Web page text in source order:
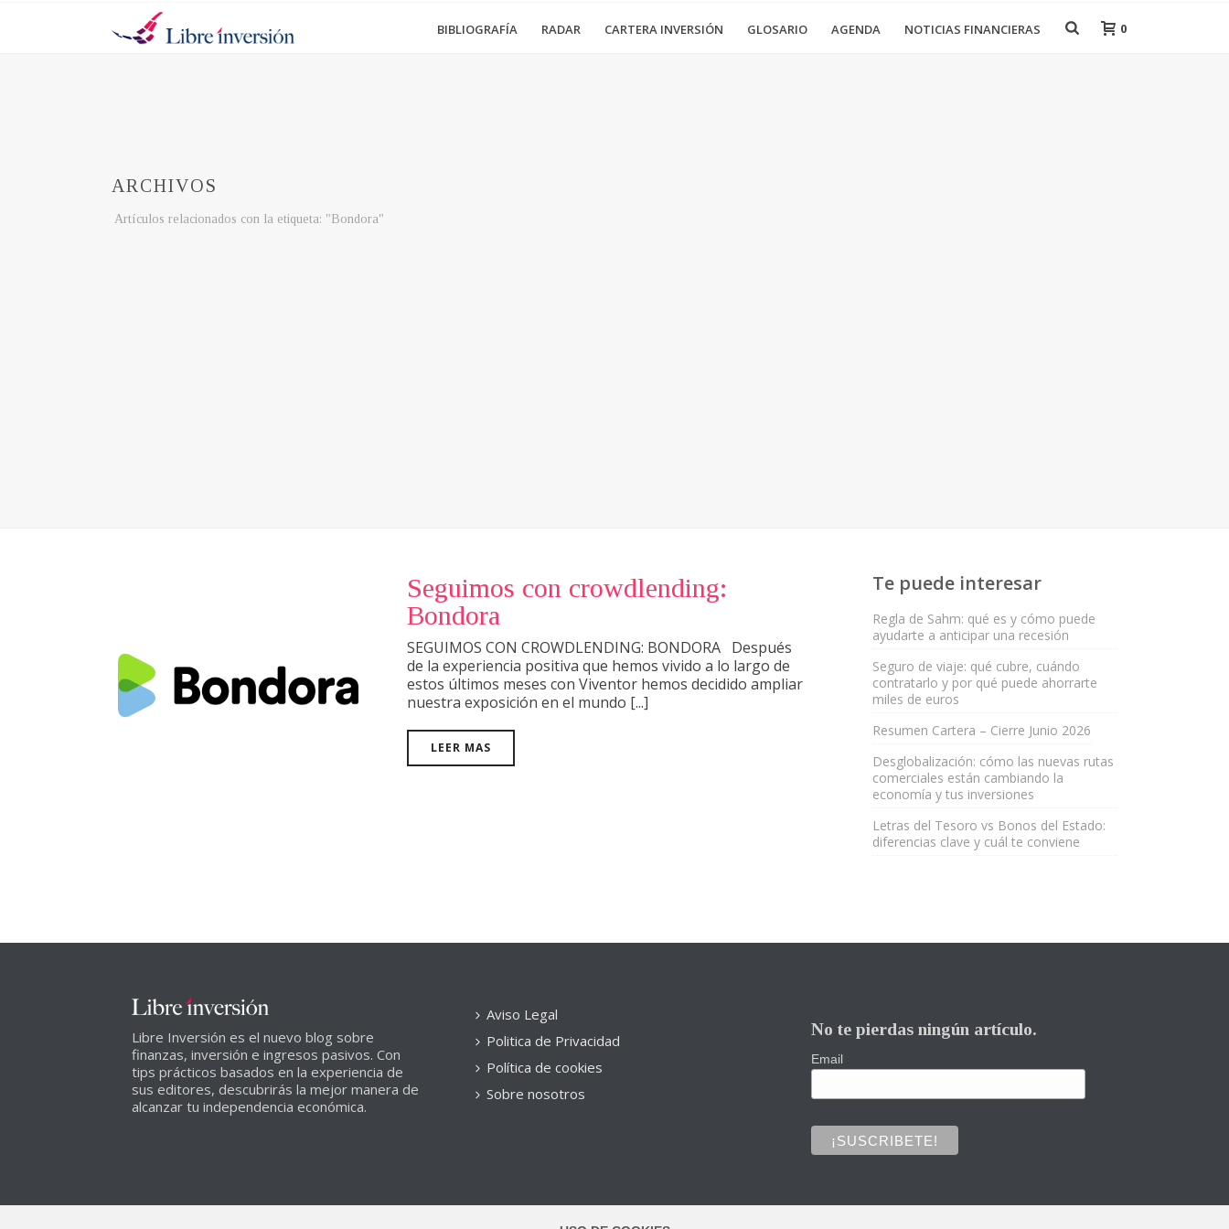
BIBLIOGRAFÍA RADAR CARTERA INVERSIÓN GLOSARIO AGENDA NOTICIAS FINANCIERAS 0
ARCHIVOS
Artículos relacionados con la etiqueta: "Bondora"
Seguimos con crowdlending:
Bondora
SEGUIMOS CON CROWDLENDING: BONDORA Después
de la experiencia positiva que hemos vivido a lo largo de
estos últimos meses con Viventor hemos decidido ampliar
nuestra exposición en el mundo [...]
LEER MAS
Te puede interesar
Regla de Sahm: qué es y cómo puede
ayudarte a anticipar una recesión
Seguro de viaje: qué cubre, cuándo
contratarlo y por qué puede ahorrarte
miles de euros
Resumen Cartera – Cierre Junio 2026
Desglobalización: cómo las nuevas rutas
comerciales están cambiando la
economía y tus inversiones
Letras del Tesoro vs Bonos del Estado:
diferencias clave y cuál te conviene
Libre Inversión es el nuevo blog sobre
finanzas, inversión e ingresos pasivos. Con
tips prácticos basados en la experiencia de
sus editores, descubrirás la mejor manera de
alcanzar tu independencia económica.
Aviso Legal
Politica de Privacidad
Política de cookies
Sobre nosotros
No te pierdas ningún artículo.
Email